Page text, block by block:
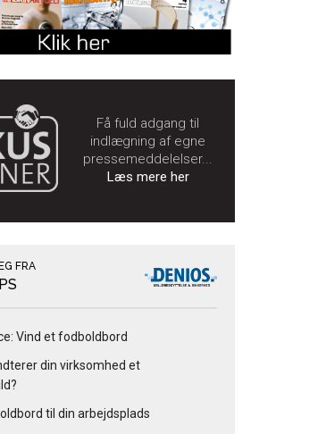
Få fuld adgang til
indlægning af egne
pressemeddelelser...
Læs mere her
FRA
Vind et fodboldbord
din virksomhed et
til din arbejdsplads